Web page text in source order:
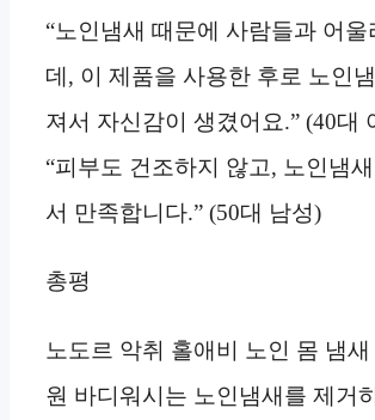
“노인냄새 때문에 사람들과 어울
데, 이 제품을 사용한 후로 노인
져서 자신감이 생겼어요.” (40대
“피부도 건조하지 않고, 노인냄
서 만족합니다.” (50대 남성)
총평
노도르 악취 홀애비 노인 몸 냄새
원 바디워시는 노인냄새를 제거